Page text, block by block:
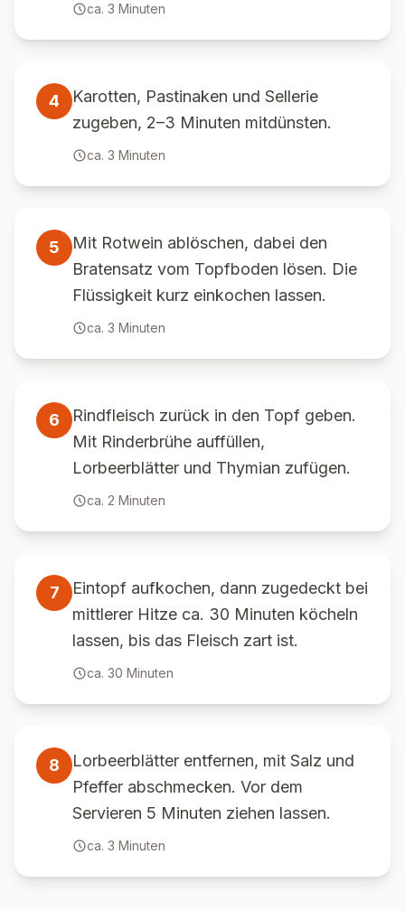
ca. 3 Minuten
4
Karotten, Pastinaken und Sellerie
zugeben, 2–3 Minuten mitdünsten.
ca. 3 Minuten
5
Mit Rotwein ablöschen, dabei den
Bratensatz vom Topfboden lösen. Die
Flüssigkeit kurz einkochen lassen.
ca. 3 Minuten
6
Rindfleisch zurück in den Topf geben.
Mit Rinderbrühe auffüllen,
Lorbeerblätter und Thymian zufügen.
ca. 2 Minuten
7
Eintopf aufkochen, dann zugedeckt bei
mittlerer Hitze ca. 30 Minuten köcheln
lassen, bis das Fleisch zart ist.
ca. 30 Minuten
8
Lorbeerblätter entfernen, mit Salz und
Pfeffer abschmecken. Vor dem
Servieren 5 Minuten ziehen lassen.
ca. 3 Minuten